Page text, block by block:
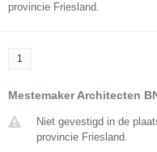
provincie Friesland.
1
Mestemaker Architecten
Niet gevestigd in de
provincie Friesland.